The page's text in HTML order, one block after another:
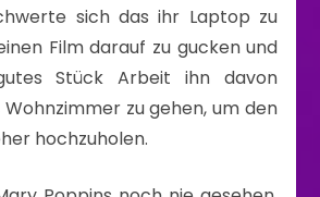
sich das ihr Laptop zu
Film darauf zu gucken und
Stück Arbeit ihn davon
zu gehen, um den
hochzuholen.